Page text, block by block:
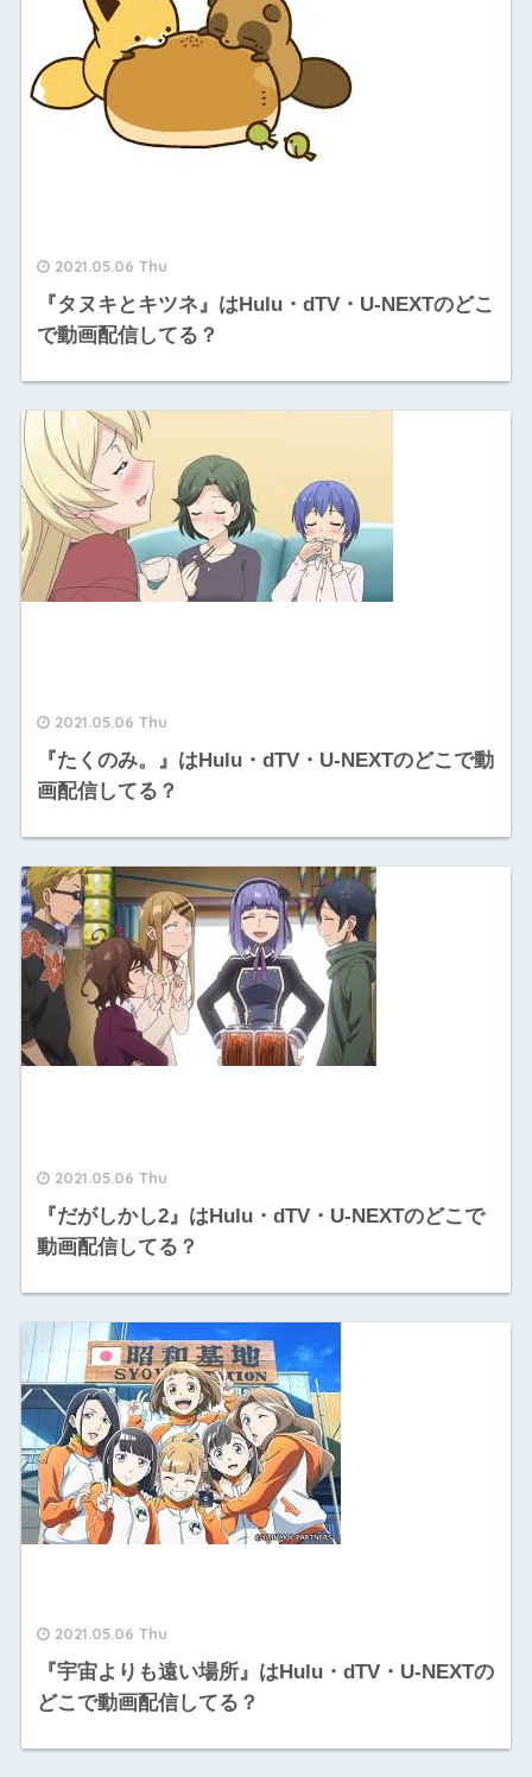
2021.05.06 Thu
『タヌキとキツネ』はHulu・dTV・U-NEXTのどこ
で動画配信してる？
2021.05.06 Thu
『たくのみ。』はHulu・dTV・U-NEXTのどこで動
画配信してる？
2021.05.06 Thu
『だがしかし2』はHulu・dTV・U-NEXTのどこで
動画配信してる？
2021.05.06 Thu
『宇宙よりも遠い場所』はHulu・dTV・U-NEXTの
どこで動画配信してる？